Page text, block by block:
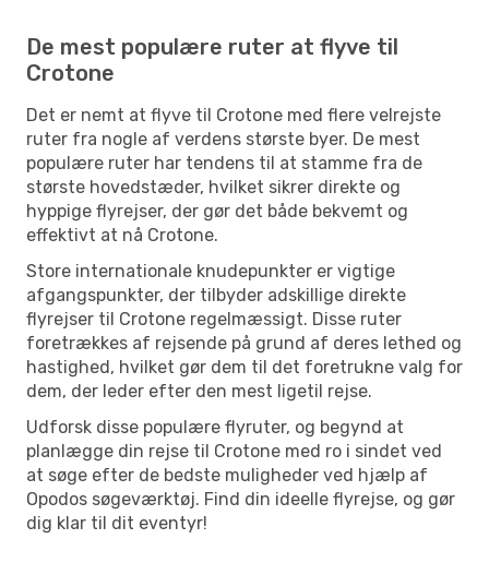
De mest populære ruter at flyve til
Crotone
Det er nemt at flyve til Crotone med flere velrejste
ruter fra nogle af verdens største byer. De mest
populære ruter har tendens til at stamme fra de
største hovedstæder, hvilket sikrer direkte og
hyppige flyrejser, der gør det både bekvemt og
effektivt at nå Crotone.
Store internationale knudepunkter er vigtige
afgangspunkter, der tilbyder adskillige direkte
flyrejser til Crotone regelmæssigt. Disse ruter
foretrækkes af rejsende på grund af deres lethed og
hastighed, hvilket gør dem til det foretrukne valg for
dem, der leder efter den mest ligetil rejse.
Udforsk disse populære flyruter, og begynd at
planlægge din rejse til Crotone med ro i sindet ved
at søge efter de bedste muligheder ved hjælp af
Opodos søgeværktøj. Find din ideelle flyrejse, og gør
dig klar til dit eventyr!